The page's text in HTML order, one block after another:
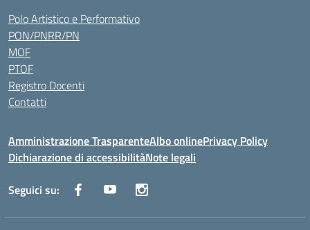
Polo Artistico e Performativo
PON/PNRR/PN
MOF
PTOF
Registro Docenti
Contatti
Amministrazione TrasparenteAlbo onlinePrivacy Policy
Dichiarazione di accessibilitàNote legali
Seguici su: